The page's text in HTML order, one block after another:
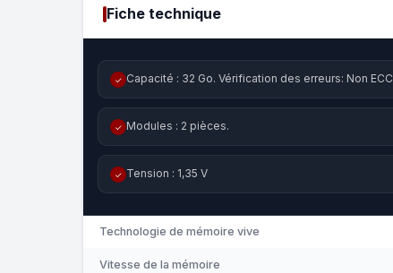
Fiche technique
✓ Capacité : 32 Go. Vérification des erreurs: Non ECC
✓ Modules : 2 pièces.
✓ Tension : 1,35 V
Technologie de mémoire vive
Vitesse de la mémoire